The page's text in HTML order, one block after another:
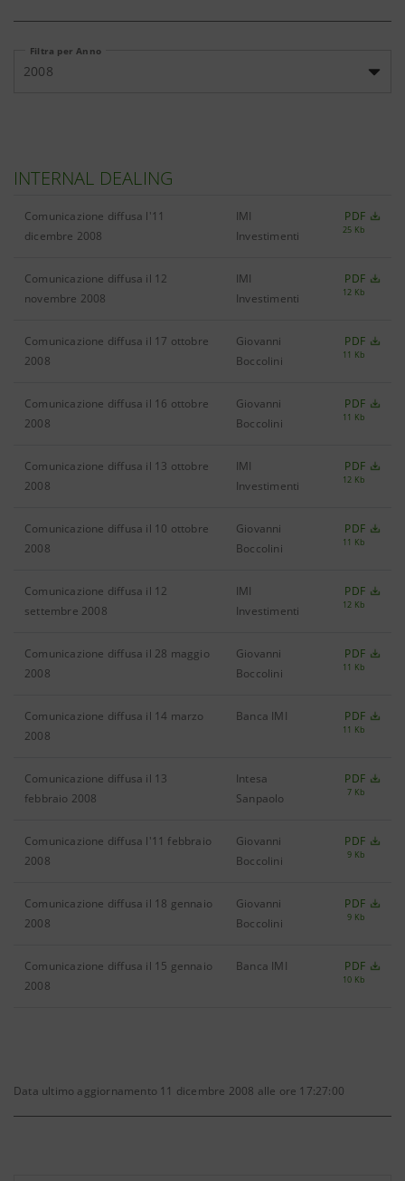
Filtra per Anno
2008
INTERNAL DEALING
Comunicazione diffusa l'11
dicembre 2008
IMI
Investimenti
PDF
25 Kb
Comunicazione diffusa il 12
novembre 2008
IMI
Investimenti
PDF
12 Kb
Comunicazione diffusa il 17 ottobre
2008
Giovanni
Boccolini
PDF
11 Kb
Comunicazione diffusa il 16 ottobre
2008
Giovanni
Boccolini
PDF
11 Kb
Comunicazione diffusa il 13 ottobre
2008
IMI
Investimenti
PDF
12 Kb
Comunicazione diffusa il 10 ottobre
2008
Giovanni
Boccolini
PDF
11 Kb
Comunicazione diffusa il 12
settembre 2008
IMI
Investimenti
PDF
12 Kb
Comunicazione diffusa il 28 maggio
2008
Giovanni
Boccolini
PDF
11 Kb
Comunicazione diffusa il 14 marzo
2008
Banca IMI PDF
11 Kb
Comunicazione diffusa il 13
febbraio 2008
Intesa
Sanpaolo
PDF
7 Kb
Comunicazione diffusa l'11 febbraio
2008
Giovanni
Boccolini
PDF
9 Kb
Comunicazione diffusa il 18 gennaio
2008
Giovanni
Boccolini
PDF
9 Kb
Comunicazione diffusa il 15 gennaio
2008
Banca IMI PDF
10 Kb
Data ultimo aggiornamento 11 dicembre 2008 alle ore 17:27:00